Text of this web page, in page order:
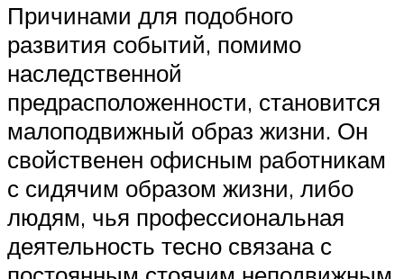
Причинами для подобного
развития событий, помимо
наследственной
предрасположенности, становится
малоподвижный образ жизни. Он
свойственен офисным работникам
с сидячим образом жизни, либо
людям, чья профессиональная
деятельность тесно связана с